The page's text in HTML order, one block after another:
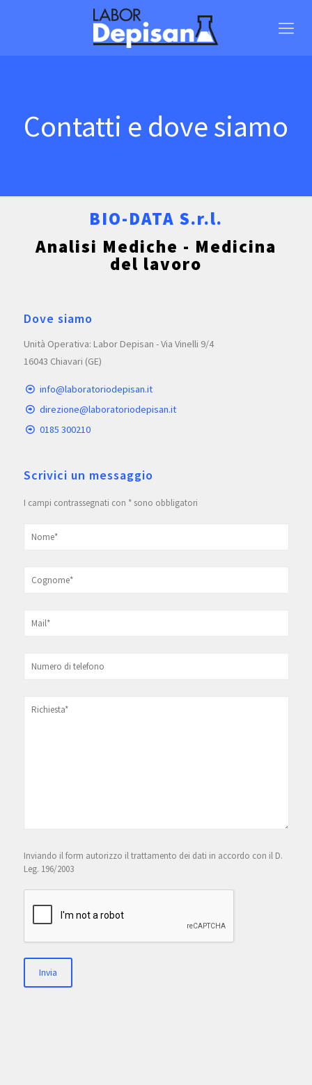
Contatti e dove siamo
BIO-DATA S.r.l.
Analisi Mediche - Medicina
del lavoro
Dove siamo
Unità Operativa: Labor Depisan - Via Vinelli 9/4
16043 Chiavari (GE)
info@laboratoriodepisan.it
direzione@laboratoriodepisan.it
0185 300210
Scrivici un messaggio
I campi contrassegnati con * sono obbligatori
Inviando il form autorizzo il trattamento dei dati in accordo con il D.
Leg. 196/2003